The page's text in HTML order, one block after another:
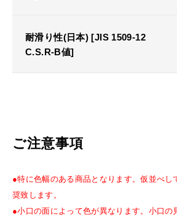
耐滑り性(日本) [JIS 1509-12
C.S.R-B値]
ご注意事項
●特に色幅のある商品となります。仮並べし
奨致します。
●小口の面によって色が異なります。小口の